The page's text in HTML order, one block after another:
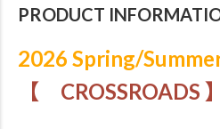
PRODUCT
2026 Spring/
【 CROSSROADS 】